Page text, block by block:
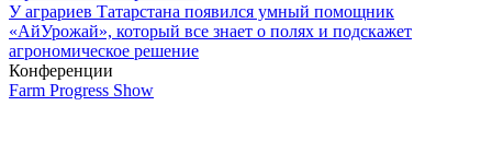
У аграриев Татарстана появился умный помощник
«АйУрожай», который все знает о полях и подскажет
агрономическое решение
Конференции
Farm Progress Show